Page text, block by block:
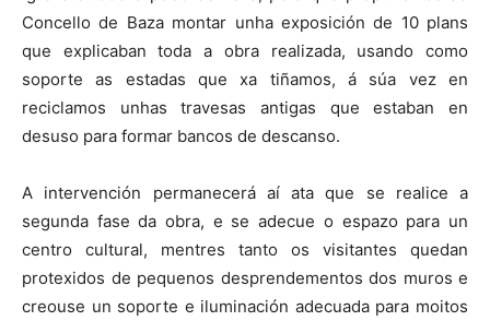
Concello de Baza montar unha exposición de 10 plans
que explicaban toda a obra realizada, usando como
soporte as estadas que xa tiñamos, á súa vez en
reciclamos unhas travesas antigas que estaban en
desuso para formar bancos de descanso.
A intervención permanecerá aí ata que se realice a
segunda fase da obra, e se adecue o espazo para un
centro cultural, mentres tanto os visitantes quedan
protexidos de pequenos desprendementos dos muros e
creouse un soporte e iluminación adecuada para moitos